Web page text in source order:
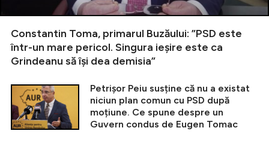
Constantin Toma, primarul Buzăului: ”PSD este
într-un mare pericol. Singura ieșire este ca
Grindeanu să își dea demisia”
Petrișor Peiu susține că nu a existat
niciun plan comun cu PSD după
moțiune. Ce spune despre un
Guvern condus de Eugen Tomac